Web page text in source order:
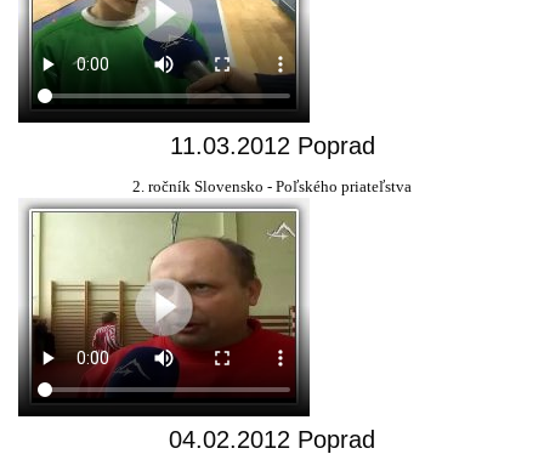
11.03.2012 Poprad
2. ročník Slovensko - Poľského priateľstva
04.02.2012 Poprad